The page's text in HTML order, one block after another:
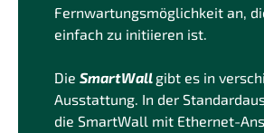
Fernwartungsmöglichkeit an,
einfach zu initiieren ist.
Die SmartWall gibt es in
Ausstattung. In der
die SmartWall mit Ethernet-